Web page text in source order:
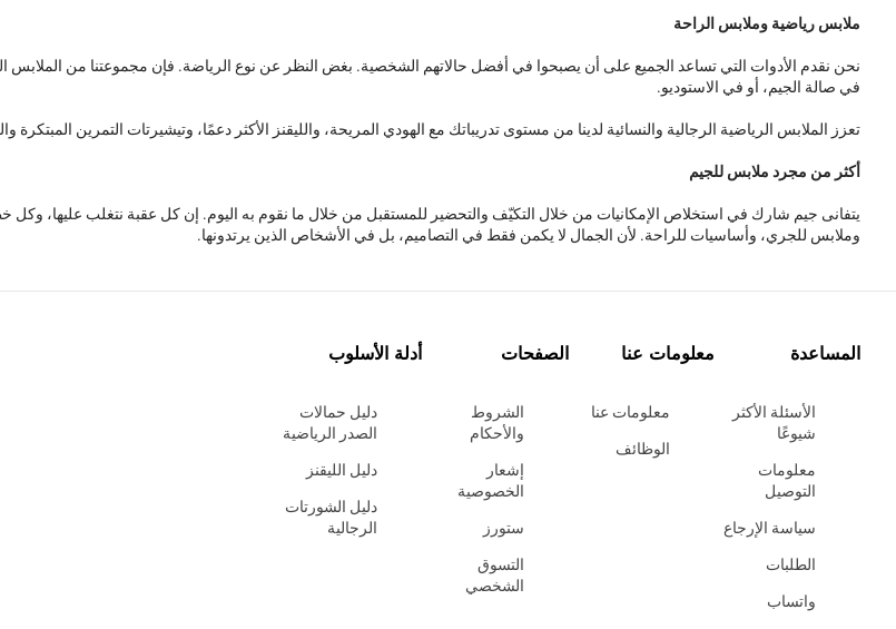
ملابس رياضية وملابس الراحة
نحن نقدم الأدوات التي تساعد الجميع على أن يصبحوا في أفضل حالاتهم الشخصية. بغض النظر عن نوع الرياضة. فإن مجموعتنا من الملابس
في صالة الجيم، أو في الاستوديو.
تعزز الملابس الرياضية الرجالية والنسائية لدينا من مستوى تدريباتك مع الهودي المريحة، والليقنز الأكثر دعمًا، وتيشيرتات التمرين
أكثر من مجرد ملابس للجيم
يتفانى جيم شارك في استخلاص الإمكانيات من خلال التكيّف والتحضير للمستقبل من خلال ما نقوم به اليوم. إن كل عقبة نتغلب عليها،
وملابس للجري، وأساسيات للراحة. لأن الجمال لا يكمن فقط في التصاميم، بل في الأشخاص الذين يرتدونها.
المساعدة
الأسئلة الأكثر
شيوعًا
معلومات
التوصيل
سياسة الإرجاع
الطلبات
واتساب
معلومات عنا
معلومات عنا
الوظائف
الصفحات
الشروط
والأحكام
إشعار
الخصوصية
ستورز
التسوق
الشخصي
أدلة الأسلوب
دليل حمالات
الصدر الرياضية
دليل الليقنز
دليل الشورتات
الرجالية